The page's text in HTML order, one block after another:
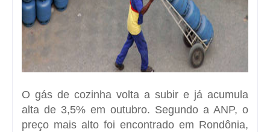
O gás de cozinha volta a subir e já acumula
alta de 3,5% em outubro. Segundo a ANP, o
preço mais alto foi encontrado em Rondônia,